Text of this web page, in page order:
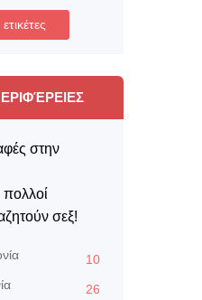
στην
σεξ!
10
26